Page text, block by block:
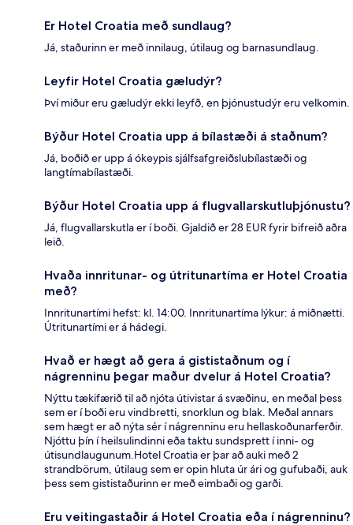
Er Hotel Croatia með sundlaug?
Já, staðurinn er með innilaug, útilaug og barnasundlaug.
Leyfir Hotel Croatia gæludýr?
Því miður eru gæludýr ekki leyfð, en þjónustudýr eru velkomin.
Býður Hotel Croatia upp á bílastæði á staðnum?
Já, boðið er upp á ókeypis sjálfsafgreiðslubílastæði og
langtímabílastæði.
Býður Hotel Croatia upp á flugvallarskutluþjónustu?
Já, flugvallarskutla er í boði. Gjaldið er 28 EUR fyrir bifreið aðra
leið.
Hvaða innritunar- og útritunartíma er Hotel Croatia
með?
Innritunartími hefst: kl. 14:00. Innritunartíma lýkur: á miðnætti.
Útritunartími er á hádegi.
Hvað er hægt að gera á gististaðnum og í
nágrenninu þegar maður dvelur á Hotel Croatia?
Nýttu tækifærið til að njóta útivistar á svæðinu, en meðal þess
sem er í boði eru vindbretti, snorklun og blak. Meðal annars
sem hægt er að nýta sér í nágrenninu eru hellaskoðunarferðir.
Njóttu þín í heilsulindinni eða taktu sundsprett í inni- og
útisundlaugunum.Hotel Croatia er þar að auki með 2
strandbörum, útilaug sem er opin hluta úr ári og gufubaði, auk
þess sem gististaðurinn er með eimbaði og garði.
Eru veitingastaðir á Hotel Croatia eða í nágrenninu?